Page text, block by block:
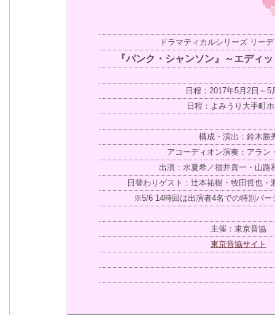
ドラマティカルシリーズ リー
『パンク・シャンソン』～エディ
日程：2017年5月2日～5
日程：よみうり大手町
構成・演出：鈴木勝
アコーディオン演奏：アラン
出演：水夏希／福井貴一・山路
日替わりゲスト：辻本祐樹・牧田哲也・
※5/6 14時回は出演者4名での特別バー
主催：東京音協
東京音協サイト